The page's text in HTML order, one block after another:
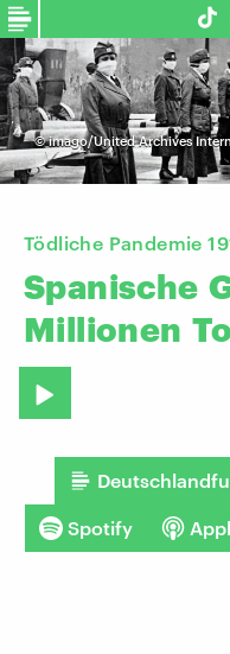
©imago/United Archives
Tödliche Pandemie
Spanische
Millionen
Spotify